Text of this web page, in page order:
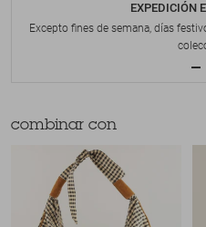
EXPEDICIÓN
Excepto fines de semana, días
combinar con